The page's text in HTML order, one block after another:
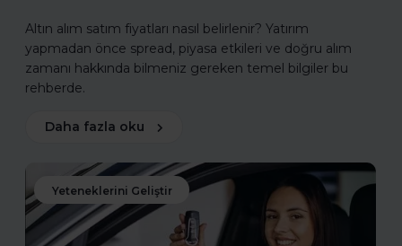
Altın alım satım fiyatları nasıl belirlenir? Yatırım
yapmadan önce spread, piyasa etkileri ve doğru alım
zamanı hakkında bilmeniz gereken temel bilgiler bu
rehberde.
Daha fazla oku
Yeteneklerini Geliştir